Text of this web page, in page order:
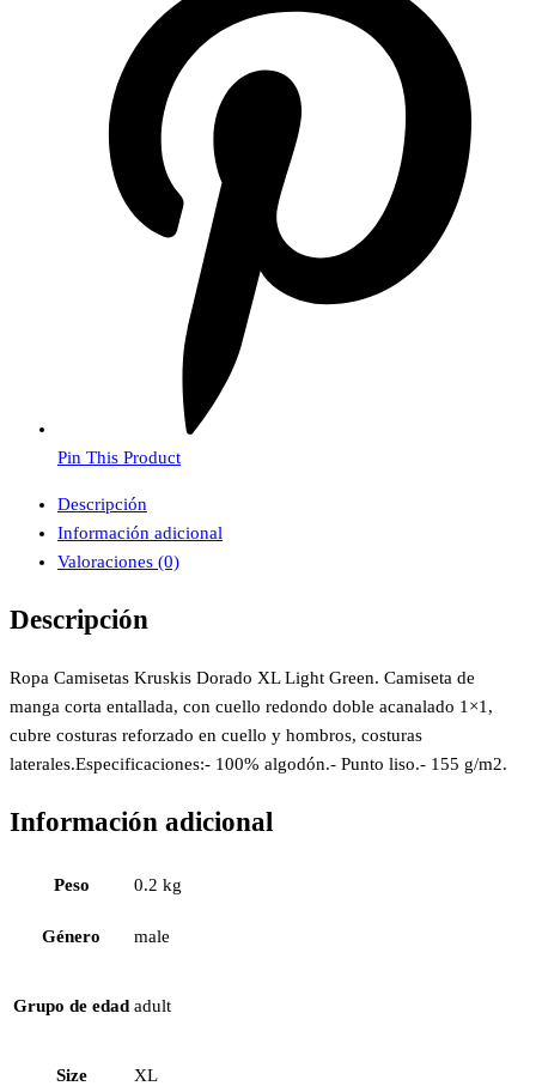
Pin This Product
Descripción
Información adicional
Valoraciones (0)
Descripción
Ropa Camisetas Kruskis Dorado XL Light Green. Camiseta de
manga corta entallada, con cuello redondo doble acanalado 1×1,
cubre costuras reforzado en cuello y hombros, costuras
laterales.Especificaciones:- 100% algodón.- Punto liso.- 155 g/m2.
Información adicional
Peso 0.2 kg
Género male
Grupo de edad adult
Size XL